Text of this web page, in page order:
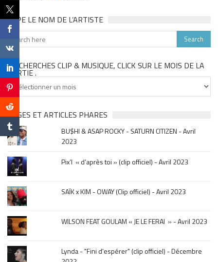
TAPE LE NOM DE L’ARTISTE
TU CHERCHES CLIP & MUSIQUE, CLICK SUR LE MOIS DE LA
SORTIE .
Tu
cherches
clip
&
musique,
click
sur
le
mois
de
la
sortie
PAGES ET ARTICLES PHARES
BU$HI & ASAP ROCKY - SATURN CITIZEN - Avril
2023
Pix’l « d’après toi » (clip officiel) - Avril 2023
SAÏK x KIM - OWAY (Clip officiel) - Avril 2023
WILSON FEAT GOULAM « JE LE FERAI » - Avril 2023
Lynda - "Fini d'espérer" (clip officiel) - Décembre